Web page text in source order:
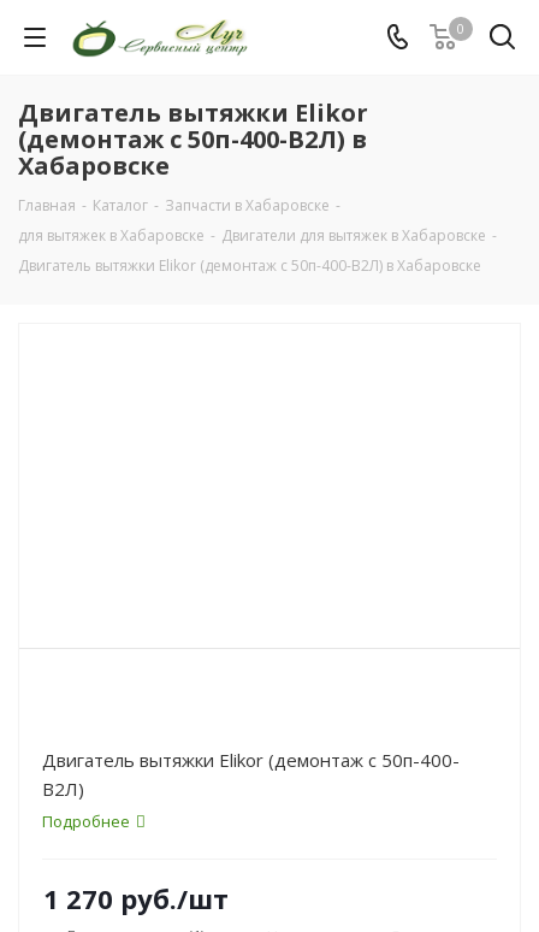
0
Двигатель вытяжки Elikor
(демонтаж с 50п-400-В2Л) в
Хабаровске
Главная - Каталог - Запчасти в Хабаровске -
для вытяжек в Хабаровске - Двигатели для вытяжек в Хабаровске -
Двигатель вытяжки Elikor (демонтаж с 50п-400-В2Л) в Хабаровске
Двигатель вытяжки Elikor (демонтаж с 50п-400-
В2Л)
Подробнее
1 270 руб./шт